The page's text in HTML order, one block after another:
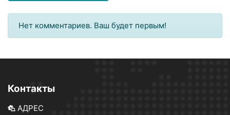
Нет комментариев. Ваш будет первым!
Контакты
АДРЕС